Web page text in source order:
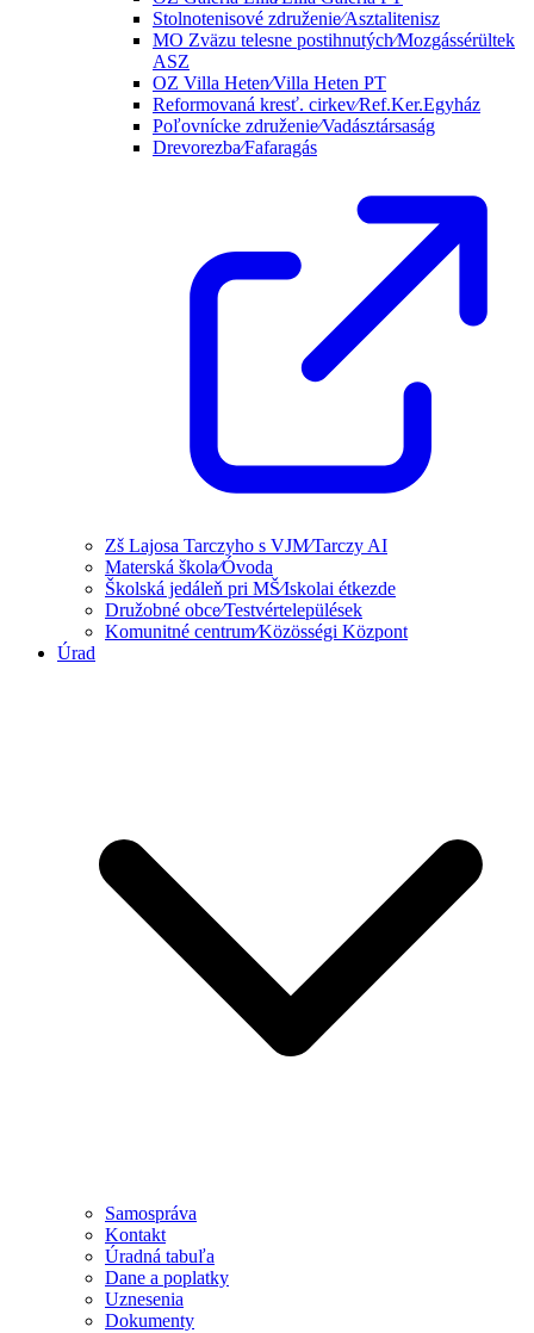
Stolnotenisové združenie⁄Asztalitenisz
MO Zväzu telesne postihnutých⁄Mozgássérültek
ASZ
OZ Villa Heten⁄Villa Heten PT
Reformovaná kresť. cirkev⁄Ref.Ker.Egyház
Poľovnícke združenie⁄Vadásztársaság
Drevorezba⁄Fafaragás
Zš Lajosa Tarczyho s VJM⁄Tarczy AI
Materská škola⁄Óvoda
Školská jedáleň pri MŠ⁄Iskolai étkezde
Družobné obce⁄Testvértelepülések
Komunitné centrum⁄Közösségi Központ
Úrad
Samospráva
Kontakt
Úradná tabuľa
Dane a poplatky
Uznesenia
Dokumenty